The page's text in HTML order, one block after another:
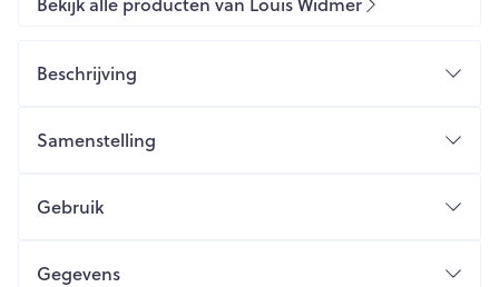
Beschrijving
Samenstelling
Gebruik
Gegevens